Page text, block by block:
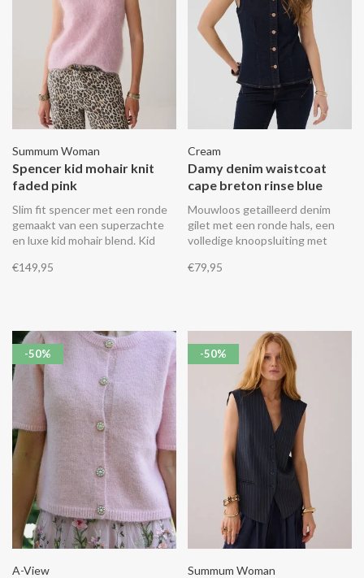
Summum Woman
Spencer kid mohair knit
faded pink
Slim fit spencer met een ronde
gemaakt van een superzachte
en luxe kid mohair blend. Kid
afkomstig van de eerste
€149,95
Cream
Damy denim waistcoat
cape breton rinse blue
Mouwloos getailleerd denim
gilet met een ronde hals, een
volledige knoopsluiting met
contrasterende stiksels op de
€79,95
-50%
A-View
-50%
Summum Woman